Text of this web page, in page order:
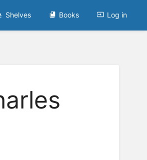
Shelves Books Log in